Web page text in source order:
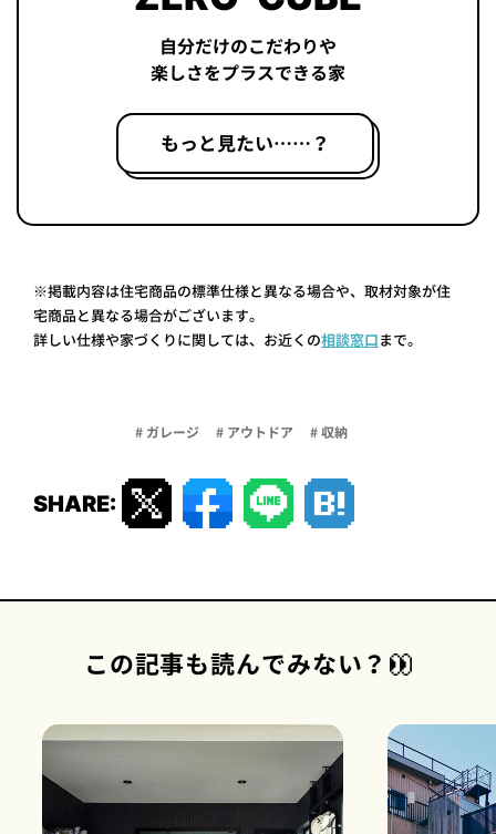
自分だけのこだわりや
楽しさをプラスできる家
もっと見たい……？
※掲載内容は住宅商品の標準仕様と異なる場合や、取材対象が住
宅商品と異なる場合がございます。
詳しい仕様や家づくりに関しては、お近くの相談窓口まで。
# ガレージ # アウトドア # 収納
SHARE:
この記事も読んでみない？